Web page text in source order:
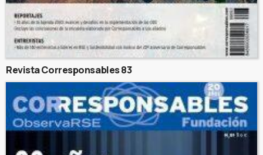
Revista Corresponsables 83